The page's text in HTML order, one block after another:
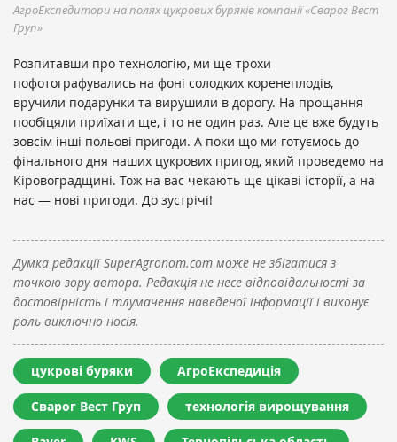
АгроЕкспедитори на полях цукрових буряків компанії «Сварог Вест
Груп»
Розпитавши про технологію, ми ще трохи
пофотографувались на фоні солодких коренеплодів,
вручили подарунки та вирушили в дорогу. На прощання
пообіцяли приїхати ще, і то не один раз. Але це вже будуть
зовсім інші польові пригоди. А поки що ми готуємось до
фінального дня наших цукрових пригод, який проведемо на
Кіровоградщині. Тож на вас чекають ще цікаві історії, а на
нас — нові пригоди. До зустрічі!
Думка редакції SuperAgronom.com може не збігатися з
точкою зору автора. Редакція не несе відповідальності за
достовірність і тлумачення наведеної інформації і виконує
роль виключно носія.
цукрові буряки АгроЕкспедиція
Сварог Вест Груп технологія вирощування